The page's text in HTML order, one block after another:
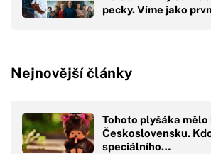
pecky. Víme jako
Nejnovější články
Tohoto plyšáka mělo
Československu.
speciálního…